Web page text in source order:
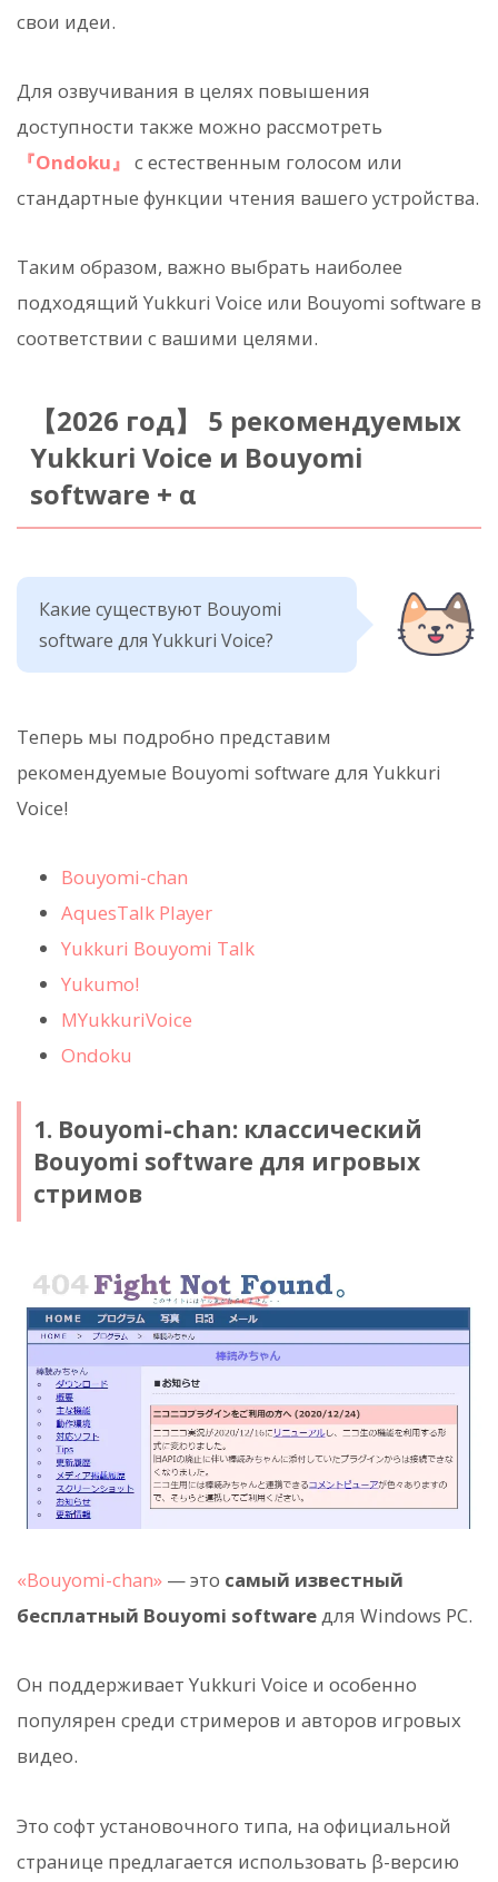
свои идеи.
Для озвучивания в целях повышения
доступности также можно рассмотреть
『Ondoku』 с естественным голосом или
стандартные функции чтения вашего устройства.
Таким образом, важно выбрать наиболее
подходящий Yukkuri Voice или Bouyomi software в
соответствии с вашими целями.
【2026 год】 5 рекомендуемых
Yukkuri Voice и Bouyomi
software + α
Какие существуют Bouyomi
software для Yukkuri Voice?
Теперь мы подробно представим
рекомендуемые Bouyomi software для Yukkuri
Voice!
Bouyomi-chan
AquesTalk Player
Yukkuri Bouyomi Talk
Yukumo!
MYukkuriVoice
Ondoku
1. Bouyomi-chan: классический
Bouyomi software для игровых
стримов
«Bouyomi-chan» — это самый известный
бесплатный Bouyomi softwareдля Windows PC.
Он поддерживает Yukkuri Voice и особенно
популярен среди стримеров и авторов игровых
видео.
Это софт установочного типа, на официальной
странице предлагается использовать β-версию